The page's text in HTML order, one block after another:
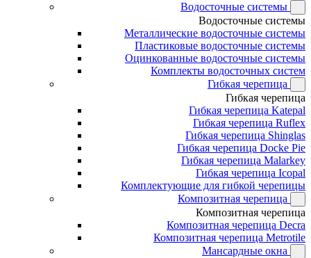
Водосточные системы
Водосточные системы
Металлические водосточные системы
Пластиковые водосточные системы
Оцинкованные водосточные системы
Комплекты водосточных систем
Гибкая черепица
Гибкая черепица
Гибкая черепица Katepal
Гибкая черепица Ruflex
Гибкая черепица Shinglas
Гибкая черепица Docke Pie
Гибкая черепица Malarkey
Гибкая черепица Icopal
Комплектующие для гибкой черепицы
Композитная черепица
Композитная черепица
Композитная черепица Decra
Композитная черепица Metrotile
Мансардные окна